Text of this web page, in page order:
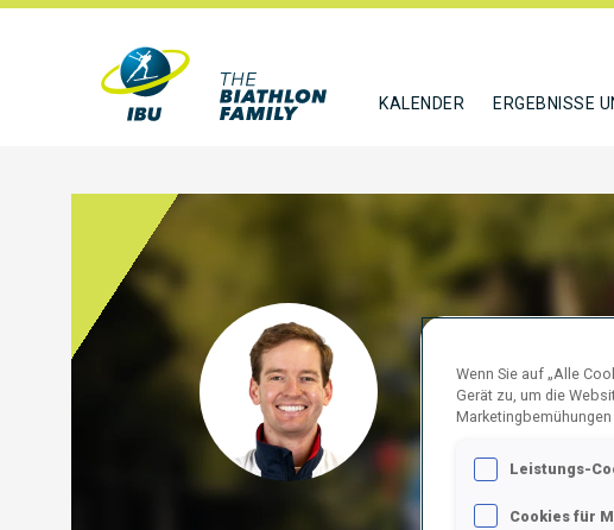
KALENDER ERGEBNISSE
GBR
Wenn Sie auf „Alle
Gerät zu, um die
Leistungs-
Cookies für